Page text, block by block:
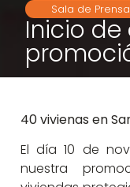
Sala de Prensa
Inicio
40 vivienas en
El día 10 de
nuestra